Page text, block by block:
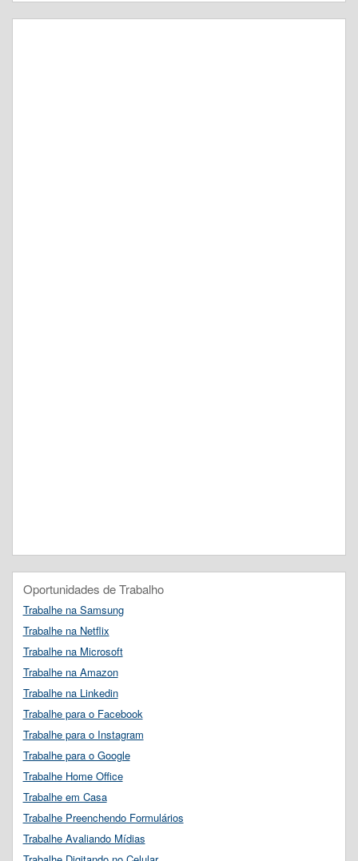
Oportunidades de Trabalho
Trabalhe na Samsung
Trabalhe na Netflix
Trabalhe na Microsoft
Trabalhe na Amazon
Trabalhe na Linkedin
Trabalhe para o Facebook
Trabalhe para o Instagram
Trabalhe para o Google
Trabalhe Home Office
Trabalhe em Casa
Trabalhe Preenchendo Formulários
Trabalhe Avaliando Mídias